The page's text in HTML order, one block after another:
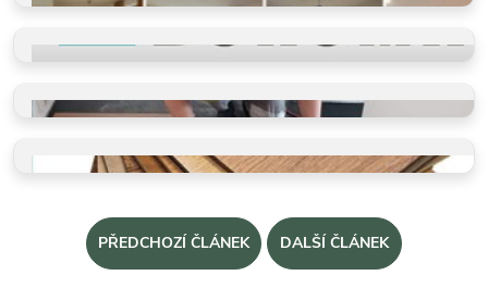
Příběhy našich klientů
Více než schody a vinyl
Takto je děláme v BUKOMĚ
PŘEDCHOZÍ ČLÁNEK DALŠÍ ČLÁNEK